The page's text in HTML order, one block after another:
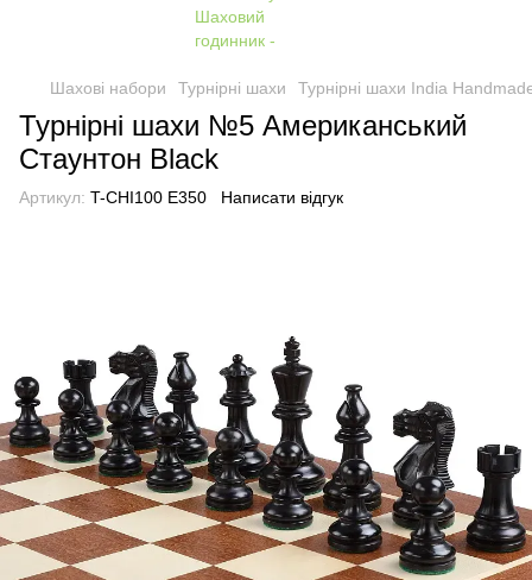
Шахові набори Турнірні шахи Турнірні шахи India
Турнірні шахи №5 Американський
Стаунтон Black
Артикул: T-CHI100 E350 Написати відгук